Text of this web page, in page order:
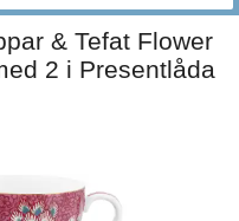
& Tefat Flower
2 i Presentlåda